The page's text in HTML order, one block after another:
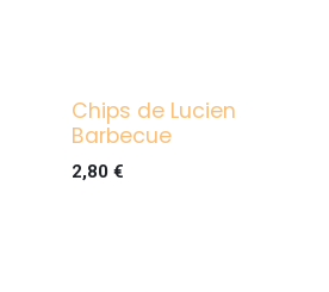
Chips de Lucien
Barbecue
2,80€